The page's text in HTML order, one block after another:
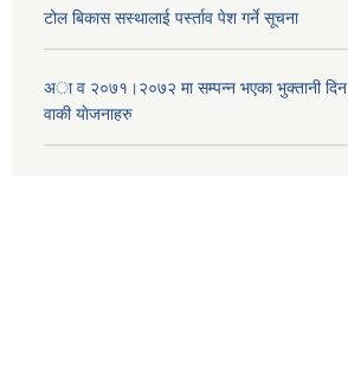
टोल बिकास स‌स्थालाई प‌र्स्ताव पेश गर्ने सूचना
अा‍ व २०७१।२०७२ मा सम्पन्न भएका भुक्तानी दिन
वा‌की याेजनाहरु